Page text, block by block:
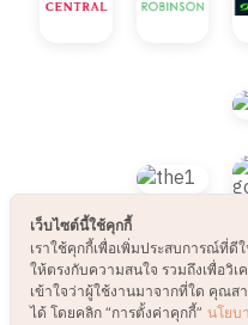
เว็บไซต์นี้ใช้คุกกี้
เราใช้คุกกี้เพื่อเพิ่มประสบการณ์ที่
ให้ตรงกับความสนใจ รวมถึงเพื่อวิเ
เข้าใจว่าผู้ใช้งานมาจากที่ใด คุณส
ได้ โดยคลิก “การตั้งค่าคุกกี้” นโยบ